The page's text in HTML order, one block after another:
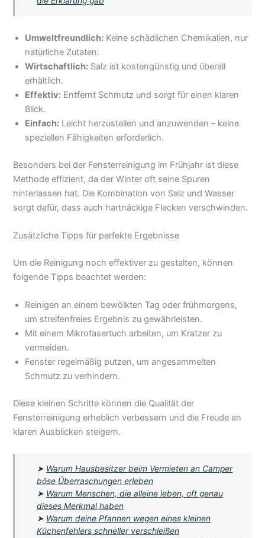
Umweltfreundlich: Keine schädlichen Chemikalien, nur
natürliche Zutaten.
Wirtschaftlich: Salz ist kostengünstig und überall
erhältlich.
Effektiv: Entfernt Schmutz und sorgt für einen klaren
Blick.
Einfach: Leicht herzustellen und anzuwenden – keine
speziellen Fähigkeiten erforderlich.
Besonders bei der Fensterreinigung im Frühjahr ist diese
Methode effizient, da der Winter oft seine Spuren
hinterlassen hat. Die Kombination von Salz und Wasser
sorgt dafür, dass auch hartnäckige Flecken verschwinden.
Zusätzliche Tipps für perfekte Ergebnisse
Um die Reinigung noch effektiver zu gestalten, können
folgende Tipps beachtet werden:
Reinigen an einem bewölkten Tag oder frühmorgens,
um streifenfreies Ergebnis zu gewährleisten.
Mit einem Mikrofasertuch arbeiten, um Kratzer zu
vermeiden.
Fenster regelmäßig putzen, um angesammelten
Schmutz zu verhindern.
Diese kleinen Schritte können die Qualität der
Fensterreinigung erheblich verbessern und die Freude an
klaren Ausblicken steigern.
➤ Warum Hausbesitzer beim Vermieten an Camper
böse Überraschungen erleben
➤ Warum Menschen, die alleine leben, oft genau
dieses Merkmal haben
➤ Warum deine Pfannen wegen eines kleinen
Küchenfehlers schneller verschleißen